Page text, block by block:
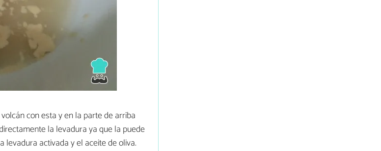
con esta y en la parte de arriba
la levadura ya que la puede
activada y el aceite de oliva.